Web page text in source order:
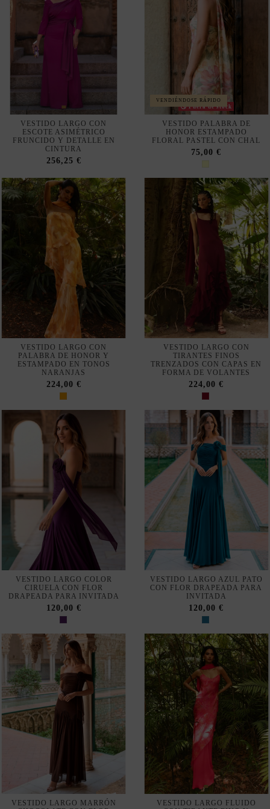
ESCOTE ASIMÉTRICO
FRUNCIDO Y DETALLE EN
CINTURA
256,25 €
VENDIÉNDOSE RÁPIDO
Fuera de stock
VESTIDO PALABRA DE
HONOR ESTAMPADO
FLORAL PASTEL CON CHAL
75,00 €
VESTIDO LARGO CON
PALABRA DE HONOR Y
ESTAMPADO EN TONOS
NARANJAS
224,00 €
VESTIDO LARGO CON
TIRANTES FINOS
TRENZADOS CON CAPAS EN
FORMA DE VOLANTES
224,00 €
VESTIDO LARGO COLOR
CIRUELA CON FLOR
DRAPEADA PARA INVITADA
120,00 €
VESTIDO LARGO AZUL PATO
CON FLOR DRAPEADA PARA
INVITADA
120,00 €
VESTIDO LARGO MARRÓN
CHOCOLATE CON FLOR
DRAPEADA PARA INVITADA
120,00 €
VESTIDO LARGO FLUIDO
CON TIRANTE FINO Y
ESCOTE EN V
202,00 €